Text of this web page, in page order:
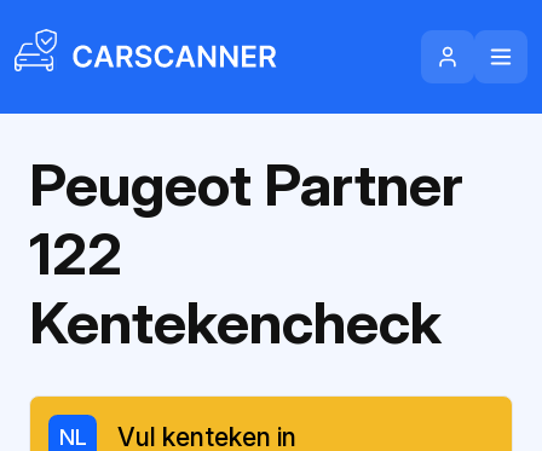
Peugeot Partner
122
Kentekencheck
NL